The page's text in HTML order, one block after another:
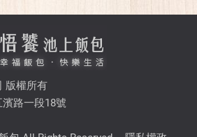
版權所有
路一段18號